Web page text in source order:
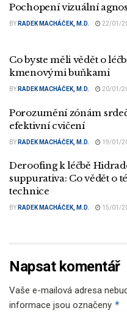
Pochopení vizuální
BY RADEK MACHÁČEK, M.D. 22/01/
Co byste měli vědět o
kmenovými buňkami
BY RADEK MACHÁČEK, M.D. 20/01/
Porozumění zónám
efektivní cvičení
BY RADEK MACHÁČEK, M.D. 19/01/
Deroofing k léčbě
suppurativa: Co vědět o
technice
BY RADEK MACHÁČEK, M.D. 15/01/
Napsat komentář
Vaše e-mailová adresa
informace jsou označeny *